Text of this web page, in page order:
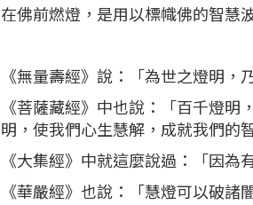
在佛前燃燈，是用以標幟佛的智慧
《無量壽經》說：「為世之燈明，
《菩薩藏經》中也說：「百千燈
明，使我們心生慧解，成就我們的
《大集經》中就這麼說過：「因
《華嚴經》也說：「慧燈可以破諸